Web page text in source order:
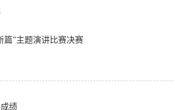
篇”主题演讲比赛决赛
绩